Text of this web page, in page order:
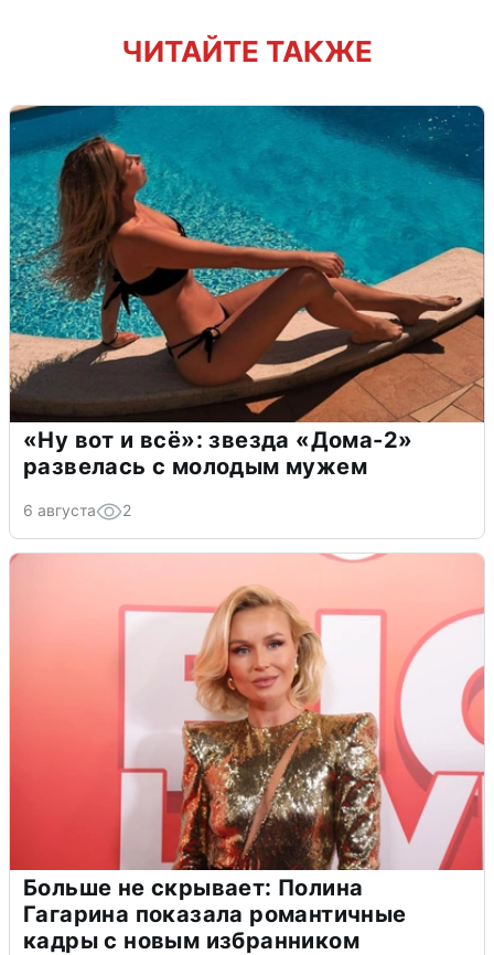
ЧИТАЙТЕ ТАКЖЕ
«Ну вот и всё»: звезда «Дома-2»
развелась с молодым мужем
6 августа 2
Больше не скрывает: Полина
Гагарина показала романтичные
кадры с новым избранником